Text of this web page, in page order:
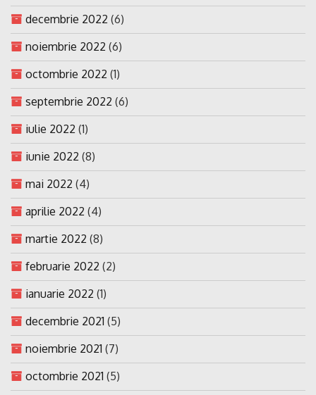
decembrie 2022 (6)
noiembrie 2022 (6)
octombrie 2022 (1)
septembrie 2022 (6)
iulie 2022 (1)
iunie 2022 (8)
mai 2022 (4)
aprilie 2022 (4)
martie 2022 (8)
februarie 2022 (2)
ianuarie 2022 (1)
decembrie 2021 (5)
noiembrie 2021 (7)
octombrie 2021 (5)